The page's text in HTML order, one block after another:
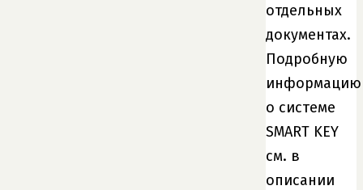
отдельных
документах.
Подробную
информацию
о системе
SMART KEY
см. в
описании